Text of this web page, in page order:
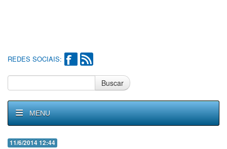
REDES SOCIAIS:
Buscar
MENU
11/6/2014 12:44